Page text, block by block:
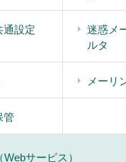
通設定
迷惑メ
ルタ
メーリ
管
サービス）